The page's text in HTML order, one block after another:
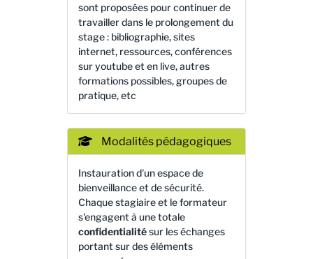
sont proposées pour continuer de
travailler dans le prolongement du
stage : bibliographie, sites
internet, ressources, conférences
sur youtube et en live, autres
formations possibles, groupes de
pratique, etc
Modalités pédagogiques
Instauration d'un espace de
bienveillance et de sécurité.
Chaque stagiaire et le formateur
s'engagent à une totale
confidentialitésur les échanges
portant sur des éléments